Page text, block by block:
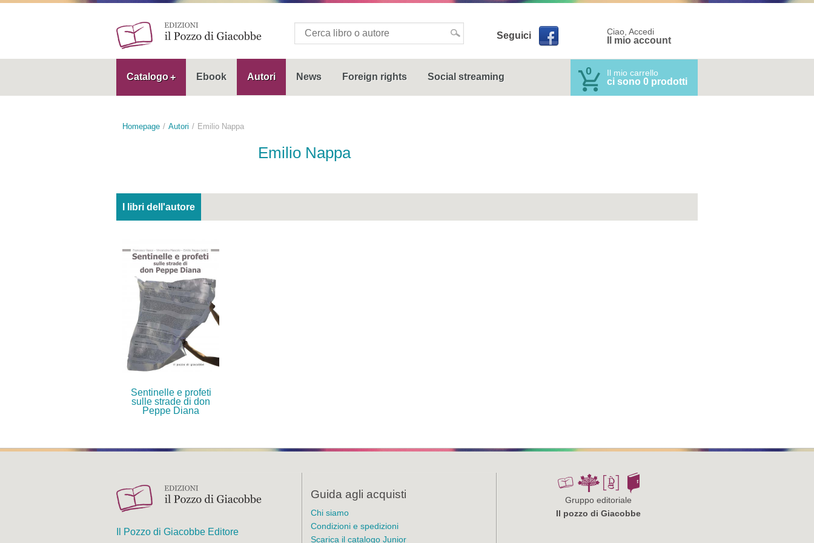
Seguici Ciao, Accedi
Il mio account
Catalogo Ebook Autori News Foreign rights Social streaming 0 Il mio carrello
ci sono 0 prodotti
Homepage Autori Emilio Nappa
Emilio Nappa
I libri dell'autore
Sentinelle e profeti
sulle strade di don
Peppe Diana
Il Pozzo di Giacobbe Editore
Guida agli acquisti
Chi siamo
Condizioni e spedizioni
Scarica il catalogo Junior
Gruppo editoriale
Il pozzo di Giacobbe